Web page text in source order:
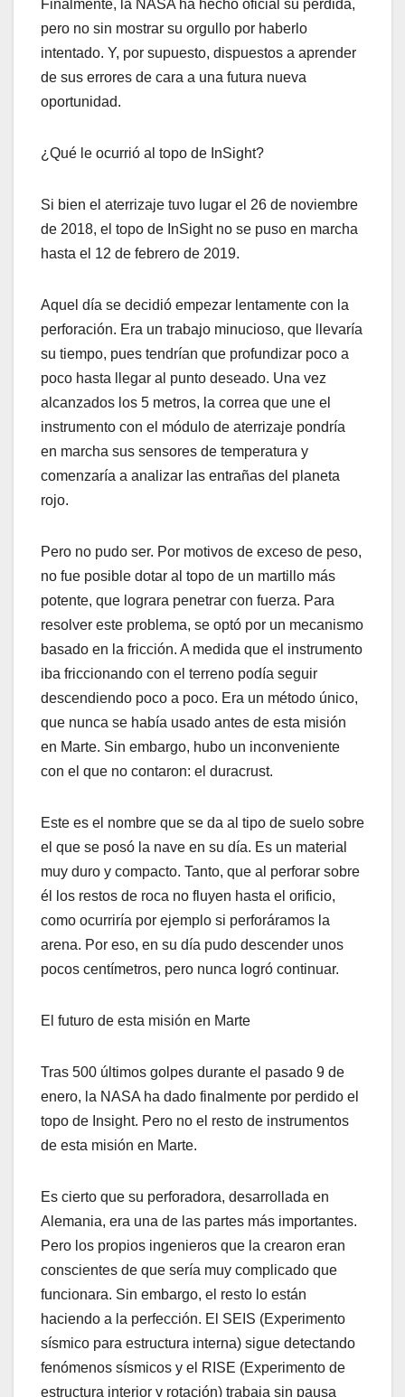
Finalmente, la NASA ha hecho oficial su pérdida,
pero no sin mostrar su orgullo por haberlo
intentado. Y, por supuesto, dispuestos a aprender
de sus errores de cara a una futura nueva
oportunidad.
¿Qué le ocurrió al topo de InSight?
Si bien el aterrizaje tuvo lugar el 26 de noviembre
de 2018, el topo de InSight no se puso en marcha
hasta el 12 de febrero de 2019.
Aquel día se decidió empezar lentamente con la
perforación. Era un trabajo minucioso, que llevaría
su tiempo, pues tendrían que profundizar poco a
poco hasta llegar al punto deseado. Una vez
alcanzados los 5 metros, la correa que une el
instrumento con el módulo de aterrizaje pondría
en marcha sus sensores de temperatura y
comenzaría a analizar las entrañas del planeta
rojo.
Pero no pudo ser. Por motivos de exceso de peso,
no fue posible dotar al topo de un martillo más
potente, que lograra penetrar con fuerza. Para
resolver este problema, se optó por un mecanismo
basado en la fricción. A medida que el instrumento
iba friccionando con el terreno podía seguir
descendiendo poco a poco. Era un método único,
que nunca se había usado antes de esta misión
en Marte. Sin embargo, hubo un inconveniente
con el que no contaron: el duracrust.
Este es el nombre que se da al tipo de suelo sobre
el que se posó la nave en su día. Es un material
muy duro y compacto. Tanto, que al perforar sobre
él los restos de roca no fluyen hasta el orificio,
como ocurriría por ejemplo si perforáramos la
arena. Por eso, en su día pudo descender unos
pocos centímetros, pero nunca logró continuar.
El futuro de esta misión en Marte
Tras 500 últimos golpes durante el pasado 9 de
enero, la NASA ha dado finalmente por perdido el
topo de Insight. Pero no el resto de instrumentos
de esta misión en Marte.
Es cierto que su perforadora, desarrollada en
Alemania, era una de las partes más importantes.
Pero los propios ingenieros que la crearon eran
conscientes de que sería muy complicado que
funcionara. Sin embargo, el resto lo están
haciendo a la perfección. El SEIS (Experimento
sísmico para estructura interna) sigue detectando
fenómenos sísmicos y el RISE (Experimento de
estructura interior y rotación) trabaja sin pausa